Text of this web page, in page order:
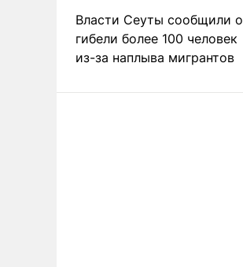
Власти Сеуты сообщили о
гибели более 100 человек
из-за наплыва мигрантов